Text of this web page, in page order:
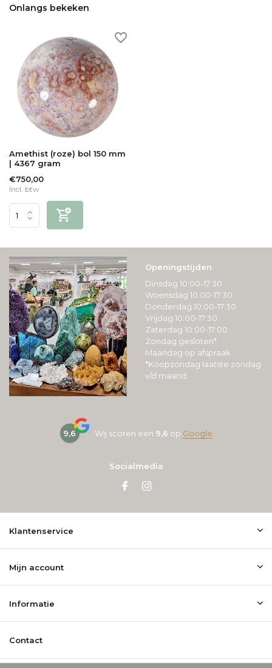
Onlangs bekeken
Amethist (roze) bol 150 mm
| 4367 gram
€750,00
Incl. btw
Openingstijden
Dinsdag 10:00-17:30
Woensdag 10:00-17:30
Donderdag 10:00-17:30
Vrijdag 10:00-17:30
Zaterdag 10:00-17:00
Zondag gesloten*
Maandag op afspraak
*Koopzondag laatste zondag
v/d maand
9,6 Wij scoren een 9,6 op Google
Socialmedia
Klantenservice
Mijn account
Informatie
Contact